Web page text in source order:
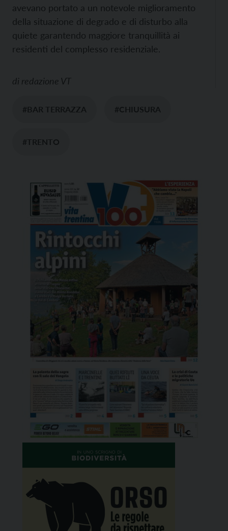
avevano portato a un notevole miglioramento
della situazione di degrado e di disturbo alla
quiete garantendo maggiore tranquillità ai
residenti del complesso residenziale.
di redazione VT
#BAR TERRAZZA #CHIUSURA
#TRENTO